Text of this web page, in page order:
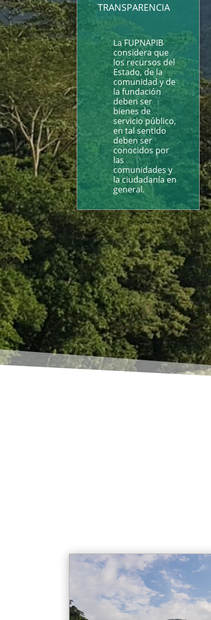
TRANSPARENCIA
La FUPNAPIB
considera que
los recursos del
Estado, de la
comunidad y de
la fundación
deben ser
bienes de
servicio público,
en tal sentido
deben ser
conocidos por
las
comunidades y
la ciudadanía en
general.